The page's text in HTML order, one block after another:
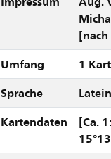
Umfang
1
Sprache
Latein
Kartendaten
[Ca.